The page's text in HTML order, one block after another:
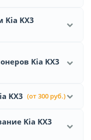
Kia KX3
Kia KX3
KX3 (от 300 руб.)
Kia KX3